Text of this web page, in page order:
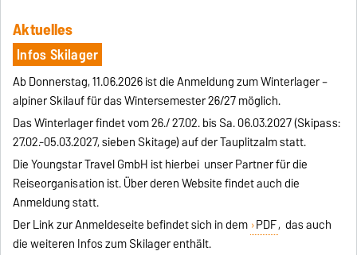
Aktuelles
Infos Skilager
Ab Donnerstag, 11.06.2026 ist die Anmeldung zum Winterlager –
alpiner Skilauf für das Wintersemester 26/27 möglich.
Das Winterlager findet vom 26./ 27.02. bis Sa. 06.03.2027 (Skipass:
27.02.-05.03.2027, sieben Skitage) auf der Tauplitzalm statt.
Die Youngstar Travel GmbH ist hierbei unser Partner für die
Reiseorganisation ist. Über deren Website findet auch die
Anmeldung statt.
Der Link zur Anmeldeseite befindet sich in dem PDF, das auch
die weiteren Infos zum Skilager enthält.